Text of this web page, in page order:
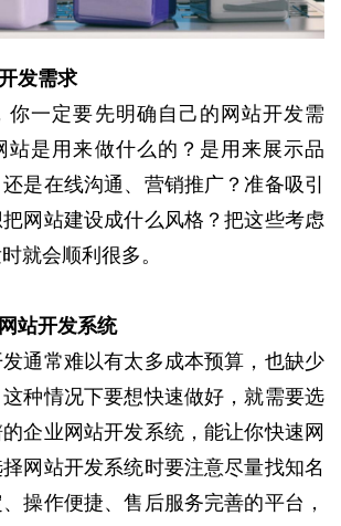
发需求
你一定要先明确自己的网站开发需
站是用来做什么的？是用来展示品
是在线沟通、营销推广？准备吸引
网站建设成什么风格？把这些考虑
就会顺利很多。
站开发系统
通常难以有太多成本预算，也缺少
种情况下要想快速做好，就需要选
企业网站开发系统，能让你快速网
网站开发系统时要注意尽量找知名
操作便捷、售后服务完善的平台，